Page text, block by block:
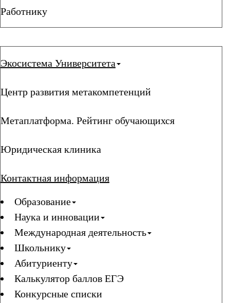
Работнику
Экосистема Университета
Центр развития метакомпетенций
Метаплатформа. Рейтинг обучающихся
Юридическая клиника
Контактная информация
Образование
Наука и инновации
Международная деятельность
Школьнику
Абитуриенту
Калькулятор баллов ЕГЭ
Конкурсные списки